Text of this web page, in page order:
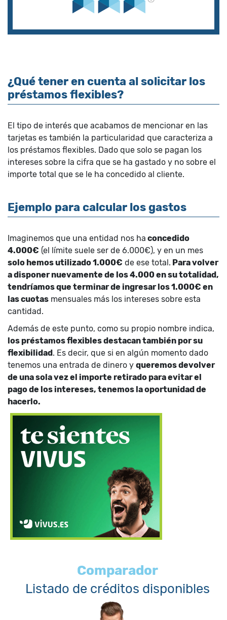
¿Qué tener en cuenta al solicitar los
préstamos flexibles?
El tipo de interés que acabamos de mencionar en las
tarjetas es también la particularidad que caracteriza a
los préstamos flexibles. Dado que solo se pagan los
intereses sobre la cifra que se ha gastado y no sobre el
importe total que se le ha concedido al cliente.
Ejemplo para calcular los gastos
Imaginemos que una entidad nos ha concedido
4.000€ (el límite suele ser de 6.000€), y en un mes
solo hemos utilizado 1.000€ de ese total. Para volver
a disponer nuevamente de los 4.000 en su totalidad,
tendríamos que terminar de ingresar los 1.000€ en
las cuotas mensuales más los intereses sobre esta
cantidad.
Además de este punto, como su propio nombre indica,
los préstamos flexibles destacan también por su
flexibilidad. Es decir, que si en algún momento dado
tenemos una entrada de dinero y queremos devolver
de una sola vez el importe retirado para evitar el
pago de los intereses, tenemos la oportunidad de
hacerlo.
Comparador
Listado de créditos disponibles